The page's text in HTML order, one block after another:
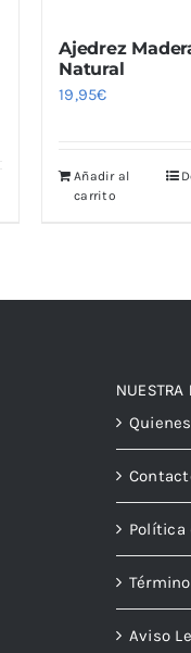
Ajedrez
Natural
19,95€
Añadir al
carrito
NUESTRA
Política
Aviso